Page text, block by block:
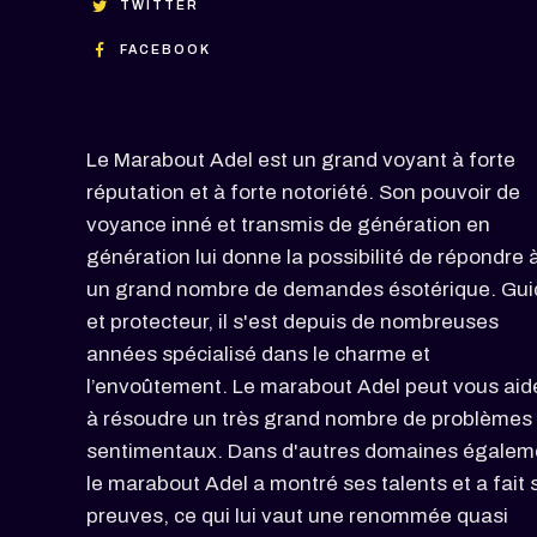
TWITTER
FACEBOOK
Le Marabout Adel est un grand voyant à forte
réputation et à forte notoriété. Son pouvoir de
voyance inné et transmis de génération en
génération lui donne la possibilité de répondre
un grand nombre de demandes ésotérique.
et protecteur, il s'est depuis de nombreuses
années spécialisé dans le charme et
l’envoûtement. Le marabout Adel peut vous
à résoudre un très grand nombre de problèmes
sentimentaux. Dans d'autres domaines
le marabout Adel a montré ses talents et a fait
preuves, ce qui lui vaut une renommée quasi